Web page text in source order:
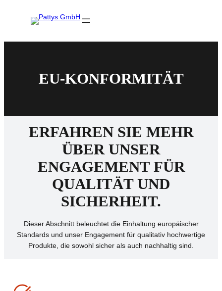
EU-KONFORMITÄT
ERFAHREN SIE MEHR
ÜBER UNSER
ENGAGEMENT FÜR
QUALITÄT UND
SICHERHEIT.
Dieser Abschnitt beleuchtet die Einhaltung europäischer
Standards und unser Engagement für qualitativ hochwertige
Produkte, die sowohl sicher als auch nachhaltig sind.